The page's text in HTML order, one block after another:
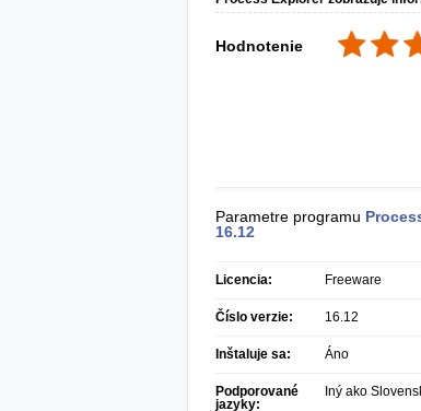
Hodnotenie
Parametre programu
16.12
Licencia: Freeware
Číslo verzie: 16.12
Inštaluje sa: Áno
Podporované
jazyky:
Iný ako